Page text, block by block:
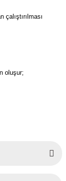
oluşur;